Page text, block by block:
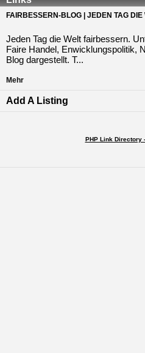
FAIRBESSERN-BLOG | JEDEN TAG DIE
Jeden Tag die Welt fairbessern.
Faire Handel, Enwicklungspolitik,
Blog dargestellt. T...
Mehr
Add A Listing
PHP Link Directory